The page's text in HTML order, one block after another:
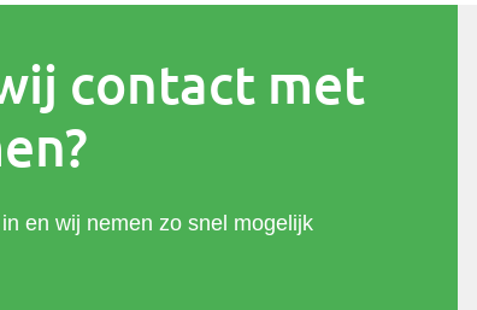
contact met
en wij nemen zo snel mogelijk